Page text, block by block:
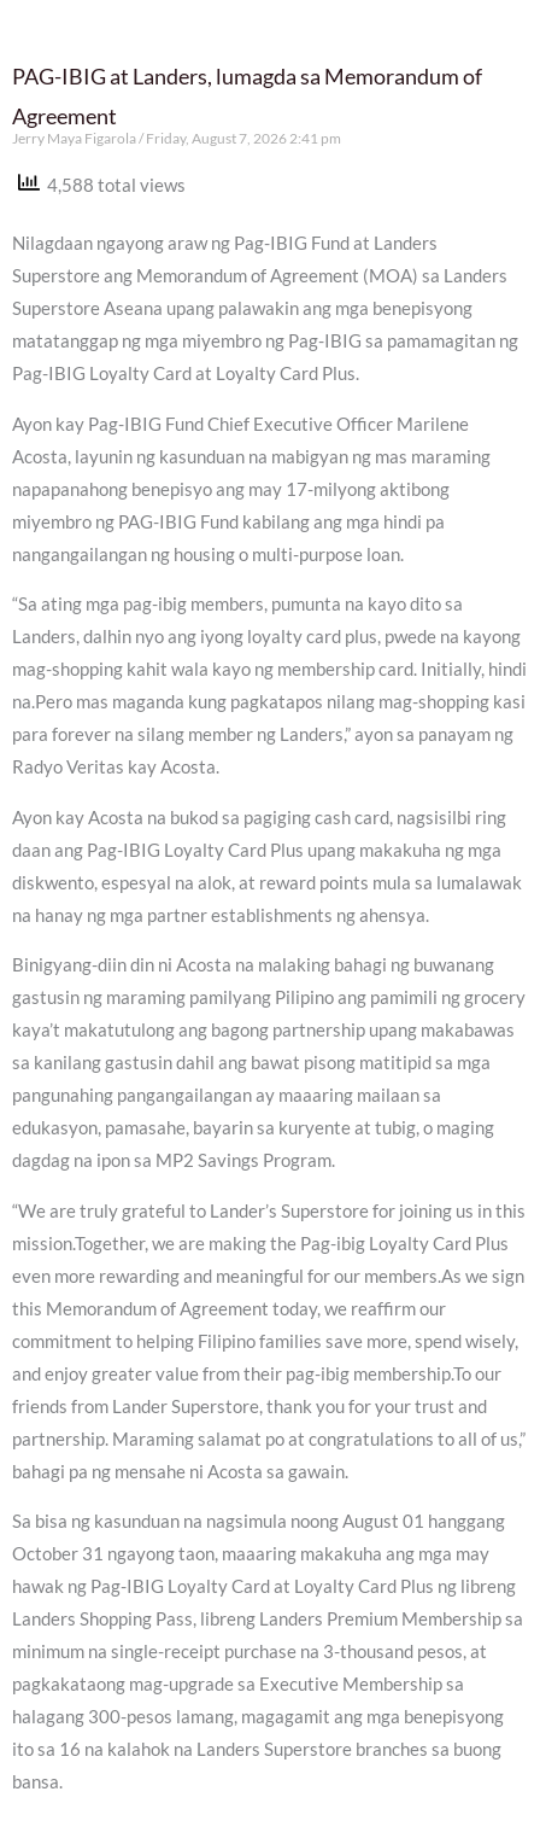
PAG-IBIG at Landers, lumagda sa Memorandum of
Agreement
Jerry Maya Figarola Friday, August 7, 2026 2:41 pm
4,588 total views
Nilagdaan ngayong araw ng Pag-IBIG Fund at Landers
Superstore ang Memorandum of Agreement (MOA) sa Landers
Superstore Aseana upang palawakin ang mga benepisyong
matatanggap ng mga miyembro ng Pag-IBIG sa pamamagitan ng
Pag-IBIG Loyalty Card at Loyalty Card Plus.
Ayon kay Pag-IBIG Fund Chief Executive Officer Marilene
Acosta, layunin ng kasunduan na mabigyan ng mas maraming
napapanahong benepisyo ang may 17-milyong aktibong
miyembro ng PAG-IBIG Fund kabilang ang mga hindi pa
nangangailangan ng housing o multi-purpose loan.
“Sa ating mga pag-ibig members, pumunta na kayo dito sa
Landers, dalhin nyo ang iyong loyalty card plus, pwede na kayong
mag-shopping kahit wala kayo ng membership card. Initially, hindi
na.Pero mas maganda kung pagkatapos nilang mag-shopping kasi
para forever na silang member ng Landers,” ayon sa panayam ng
Radyo Veritas kay Acosta.
Ayon kay Acosta na bukod sa pagiging cash card, nagsisilbi ring
daan ang Pag-IBIG Loyalty Card Plus upang makakuha ng mga
diskwento, espesyal na alok, at reward points mula sa lumalawak
na hanay ng mga partner establishments ng ahensya.
Binigyang-diin din ni Acosta na malaking bahagi ng buwanang
gastusin ng maraming pamilyang Pilipino ang pamimili ng grocery
kaya’t makatutulong ang bagong partnership upang makabawas
sa kanilang gastusin dahil ang bawat pisong matitipid sa mga
pangunahing pangangailangan ay maaaring mailaan sa
edukasyon, pamasahe, bayarin sa kuryente at tubig, o maging
dagdag na ipon sa MP2 Savings Program.
“We are truly grateful to Lander’s Superstore for joining us in this
mission.Together, we are making the Pag-ibig Loyalty Card Plus
even more rewarding and meaningful for our members.As we sign
this Memorandum of Agreement today, we reaffirm our
commitment to helping Filipino families save more, spend wisely,
and enjoy greater value from their pag-ibig membership.To our
friends from Lander Superstore, thank you for your trust and
partnership. Maraming salamat po at congratulations to all of us,”
bahagi pa ng mensahe ni Acosta sa gawain.
Sa bisa ng kasunduan na nagsimula noong August 01 hanggang
October 31 ngayong taon, maaaring makakuha ang mga may
hawak ng Pag-IBIG Loyalty Card at Loyalty Card Plus ng libreng
Landers Shopping Pass, libreng Landers Premium Membership sa
minimum na single-receipt purchase na 3-thousand pesos, at
pagkakataong mag-upgrade sa Executive Membership sa
halagang 300-pesos lamang, magagamit ang mga benepisyong
ito sa 16 na kalahok na Landers Superstore branches sa buong
bansa.